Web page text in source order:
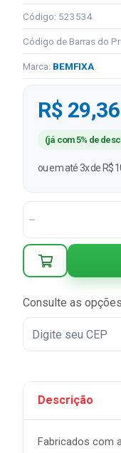
Código: 523534
Código de Barras do
Marca: BEMFIXA
R$ 29,36
(já com 5% de
ou em até 3x de R$
Consulte as
Descrição
Fabricados com